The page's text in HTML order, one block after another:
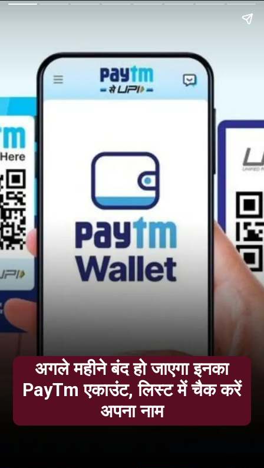
अगले महीने बंद हो जाएगा इनका
PayTm एकाउंट, लिस्ट में चैक करें
अपना नाम